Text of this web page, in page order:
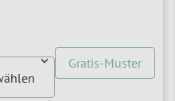
Gratis-Muster